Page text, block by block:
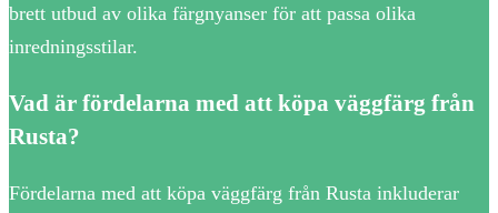
brett utbud av olika färgnyanser för att passa olika
inredningsstilar.
Vad är fördelarna med att köpa väggfärg från
Rusta?
Fördelarna med att köpa väggfärg från Rusta inkluderar